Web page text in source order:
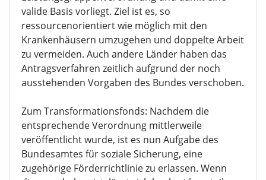
valide Basis vorliegt. Ziel ist es, so
ressourcenorientiert wie möglich mit den
Krankenhäusern umzugehen und doppelte Arbeit
zu vermeiden. Auch andere Länder haben das
Antragsverfahren zeitlich aufgrund der noch
ausstehenden Vorgaben des Bundes verschoben.
Zum Transformationsfonds: Nachdem die
entsprechende Verordnung mittlerweile
veröffentlicht wurde, ist es nun Aufgabe des
Bundesamtes für soziale Sicherung, eine
zugehörige Förderrichtlinie zu erlassen. Wenn